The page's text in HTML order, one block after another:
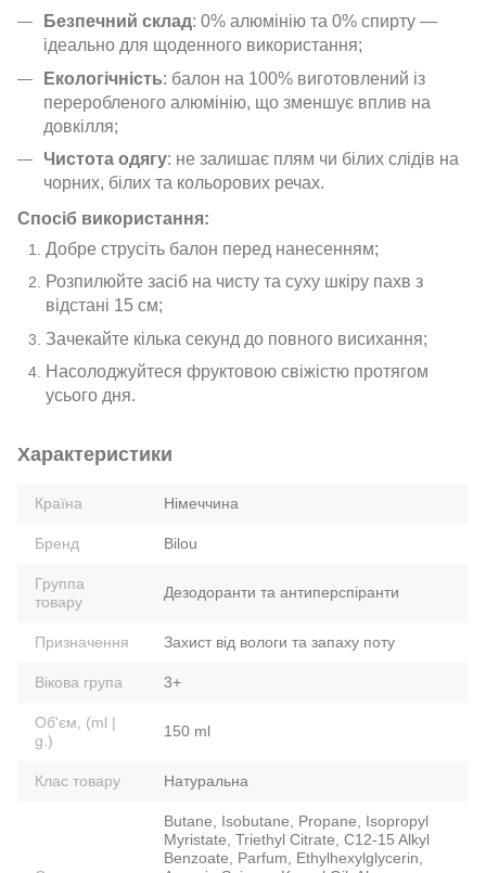
Безпечний склад: 0% алюмінію та 0% спирту —
ідеально для щоденного використання;
Екологічність: балон на 100% виготовлений із
переробленого алюмінію, що зменшує вплив на
довкілля;
Чистота одягу: не залишає плям чи білих слідів на
чорних, білих та кольорових речах.
Спосіб використання:
Добре струсіть балон перед нанесенням;
Розпилюйте засіб на чисту та суху шкіру пахв з
відстані 15 см;
Зачекайте кілька секунд до повного висихання;
Насолоджуйтеся фруктовою свіжістю протягом
усього дня.
Характеристики
Країна Німеччина
Бренд Bilou
Группа
товару
Дезодоранти та антиперспіранти
Призначення Захист від вологи та запаху поту
Вікова група 3+
Об'єм, (ml |
g.)
150 ml
Клас товару Натуральна
Butane, Isobutane, Propane, Isopropyl
Myristate, Triethyl Citrate, C12-15 Alkyl
Benzoate, Parfum, Ethylhexylglycerin,